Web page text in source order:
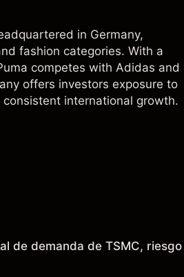
in Germany,
fashion categories. With a
competes with Adidas and
offers investors exposure to
international growth.
de demanda de TSMC, riesgo